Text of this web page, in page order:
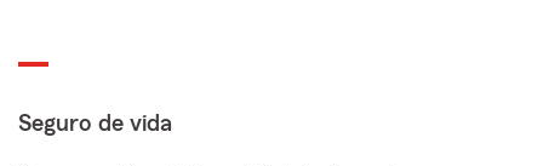
Seguro de vida